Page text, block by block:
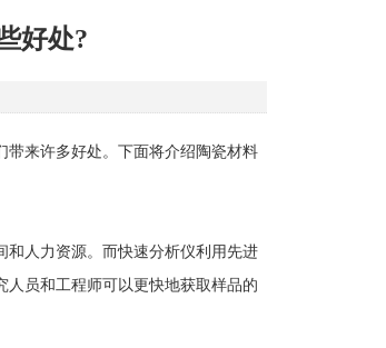
好处?
带来许多好处。下面将介绍陶瓷材料
人力资源。而快速分析仪利用先进
员和工程师可以更快地获取样品的